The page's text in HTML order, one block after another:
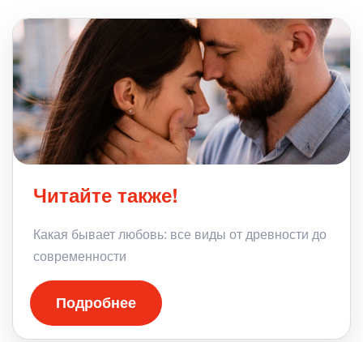
Читайте также!
Какая бывает любовь: все виды от древности до
современности
Подробнее